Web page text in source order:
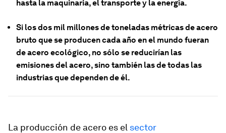
hasta la maquinaria, el transporte y la energía.
Si los dos mil millones de toneladas métricas de acero
bruto que se producen cada año en el mundo fueran
de acero ecológico, no sólo se reducirían las
emisiones del acero, sino también las de todas las
industrias que dependen de él.
La producción de acero es el sector